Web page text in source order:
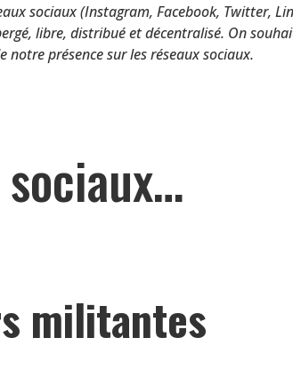
sociaux (Instagram, Facebook, Twitter,
libre, distribué et décentralisé. On
présence sur les réseaux sociaux.
militantes